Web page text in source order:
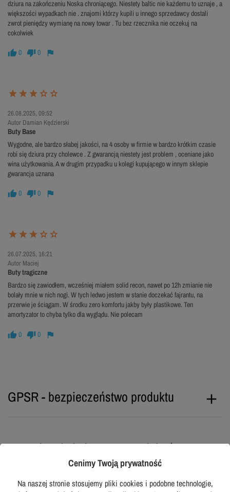
dziura na zakończeniu Noska chroniącego. Niestety baltic nie każdemu to uznaje , a
większości wypadkach nie . znajomi którzy kupili u innego sprzedawcy dostali
zwrot pieniędzy wymianę na nowy towar . Tu bez rzecznika nie oczekuj na
cokolwiek
0 0
26.08.2025, 09:52
Autor Damian Kędzierski
Buty Base
Wygodne, ale bardzo słabej jakości, na 4 osoby w firmie w bardzo krótkim czasie
robi się dziura przy cholewce . Z gwarancją niestety jest problem , oceniane jako
wina użytkowania. A w drugim przypadku u kolegi kupującego w innym sklepie
gwarancja uznana
0 0
26.07.2025, 16:21
Autor Maciej
Buty tragiczne
Bardzo się zawiodłem, wcześniej miałem solid recon, nawet po 12h zmianie nie
bolały mnie w nich nogi. W tych ledwo jestem w stanie doczekać fajrantu, na
przerwie je ściągam. W środku zero komfortu jakby były plastikowe. Ten
amortyzator to chyba tylko dla wyglądu. Nie polecam
0 0
GPSR - bezpieczeństwo produktu
To może Ci się jeszcze spodobać...
Cenimy Twoją prywatność
Na naszej stronie stosujemy pliki cookies i podobne technologie,